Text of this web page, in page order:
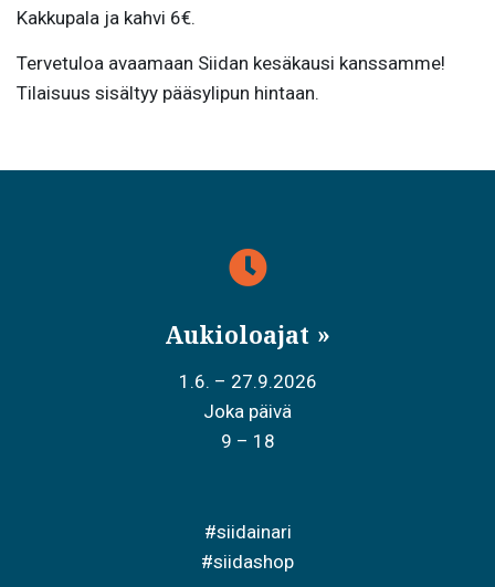
Kakkupala ja kahvi 6€.
Tervetuloa avaamaan Siidan kesäkausi kanssamme!
Tilaisuus sisältyy pääsylipun hintaan.
Aukioloajat
1.6. – 27.9.2026
Joka päivä
9 – 18
#siidainari
#siidashop